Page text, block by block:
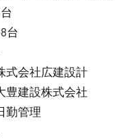
社広建設計
設株式会社
管理